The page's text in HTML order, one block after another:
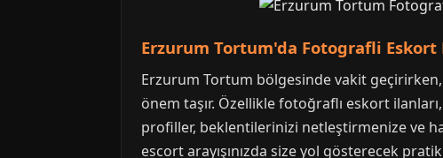
Erzurum Tortum'da Fotografli
Erzurum Tortum bölgesinde vakit
önem taşır. Özellikle fotoğraflı eskort
profiller, beklentilerinizi netleştirmenize ve
escort arayışınızda size yol gösterecek